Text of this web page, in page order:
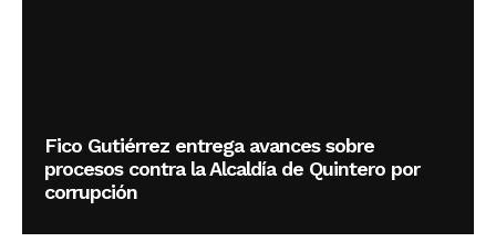
Fico Gutiérrez entrega avances sobre
procesos contra la Alcaldía de Quintero por
corrupción